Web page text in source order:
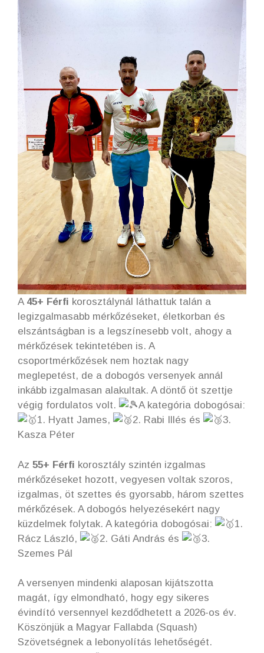
A 45+ Férfi korosztálynál láthattuk talán a
legizgalmasabb mérkőzéseket, életkorban és
elszántságban is a legszínesebb volt, ahogy a
mérkőzések tekintetében is. A
csoportmérkőzések nem hoztak nagy
meglepetést, de a dobogós versenyek annál
inkább izgalmasan alakultak. A döntő öt szettje
végig fordulatos volt.
A kategória dobogósai:
1. Hyatt James,
2. Rabi Illés és
3.
Kasza Péter
Az 55+ Férfi korosztály szintén izgalmas
mérkőzéseket hozott, vegyesen voltak szoros,
izgalmas, öt szettes és gyorsabb, három szettes
mérkőzések. A dobogós helyezésekért nagy
küzdelmek folytak. A kategória dobogósai:
1.
Rácz László,
2. Gáti András és
3.
Szemes Pál
A versenyen mindenki alaposan kijátszotta
magát, így elmondható, hogy egy sikeres
évindító versennyel kezdődhetett a 2026-os év.
Köszönjük a Magyar Fallabda (Squash)
Szövetségnek a lebonyolítás lehetőségét.